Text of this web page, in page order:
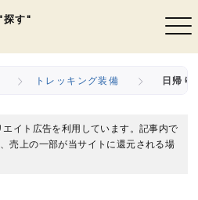
探す"
トレッキング装備 日帰り
エイト広告を利用しています。記事内で
売上の一部が当サイトに還元される場